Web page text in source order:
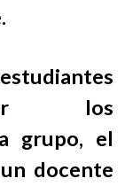
los
grupo, el
docente